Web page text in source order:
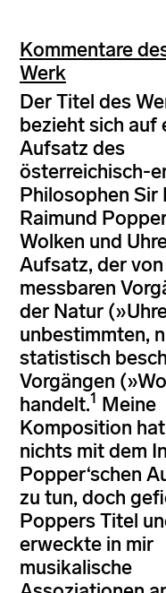
Kommentare
Werk
Der Titel des
bezieht sich auf
Aufsatz des
österreichisch-
Philosophen Sir
Raimund
Wolken und
Aufsatz, der
messbaren
der Natur
unbestimmten,
statistisch
Vorgängen
handelt.1 Meine
Komposition
nichts mit dem
Popper‘schen
zu tun, doch
Poppers Titel
erweckte in mir
musikalische